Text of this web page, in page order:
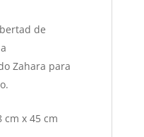
de
Zahara para
cm x 45 cm